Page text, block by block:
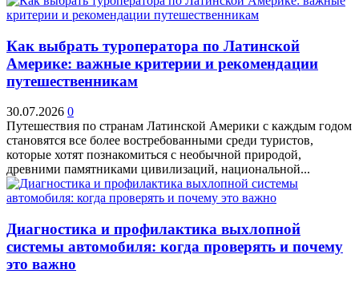
Как выбрать туроператора по Латинской
Америке: важные критерии и рекомендации
путешественникам
30.07.2026 0
Путешествия по странам Латинской Америки с каждым годом
становятся все более востребованными среди туристов,
которые хотят познакомиться с необычной природой,
древними памятниками цивилизаций, национальной...
Диагностика и профилактика выхлопной
системы автомобиля: когда проверять и почему
это важно